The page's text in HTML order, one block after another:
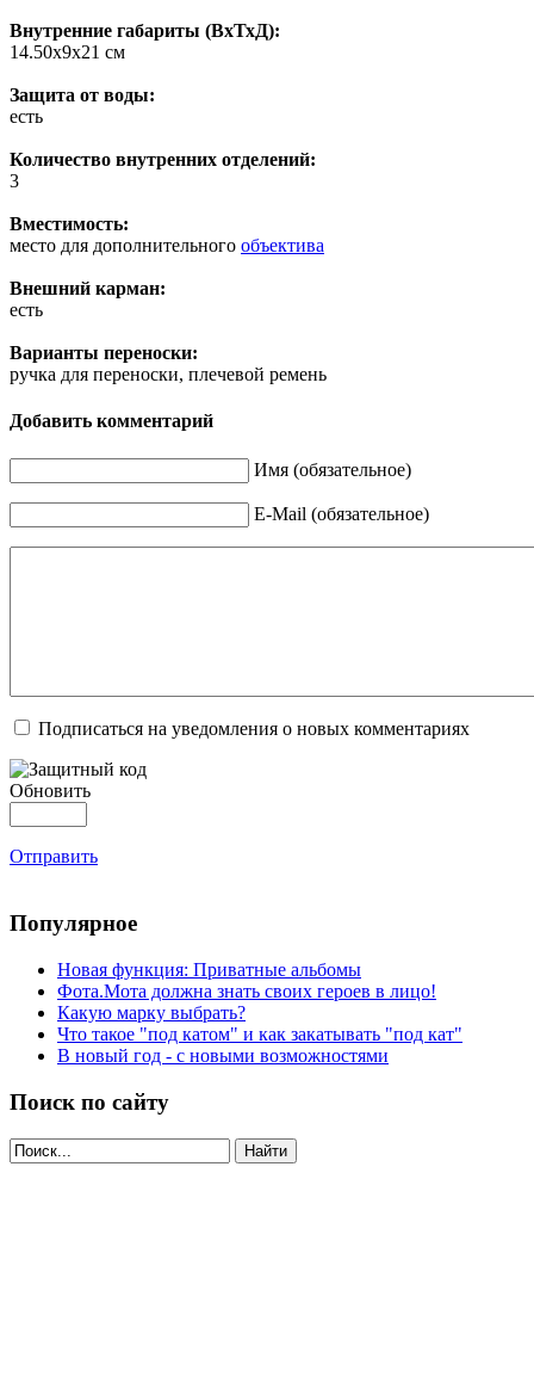
Внутренние габариты (ВхТхД):
14.50х9х21 см
Защита от воды:
есть
Количество внутренних отделений:
3
Вместимость:
место для дополнительного объектива
Внешний карман:
есть
Варианты переноски:
ручка для переноски, плечевой ремень
Добавить комментарий
Имя (обязательное)
E-Mail (обязательное)
Подписаться на уведомления о новых комментариях
Обновить
Отправить
Популярное
Новая функция: Приватные альбомы
Фота.Мота должна знать своих героев в лицо!
Какую марку выбрать?
Что такое "под катом" и как закатывать "под кат"
В новый год - с новыми возможностями
Поиск по сайту
Найти